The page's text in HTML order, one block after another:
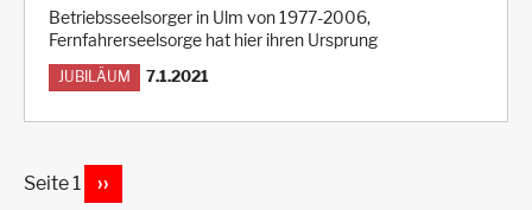
Betriebsseelsorger in Ulm von 1977-2006,
Fernfahrerseelsorge hat hier ihren Ursprung
JUBILÄUM 7.1.2021
Seite 1
NÄCHSTE
››